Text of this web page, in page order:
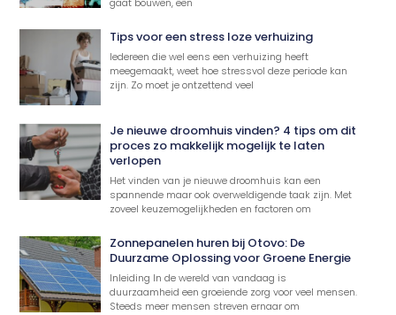
Tips voor een stress loze verhuizing
Iedereen die wel eens een verhuizing heeft
meegemaakt, weet hoe stressvol deze periode kan
zijn. Zo moet je ontzettend veel
Je nieuwe droomhuis vinden? 4 tips om dit
proces zo makkelijk mogelijk te laten
verlopen
Het vinden van je nieuwe droomhuis kan een
spannende maar ook overweldigende taak zijn. Met
zoveel keuzemogelijkheden en factoren om
Zonnepanelen huren bij Otovo: De
Duurzame Oplossing voor Groene Energie
Inleiding In de wereld van vandaag is
duurzaamheid een groeiende zorg voor veel mensen.
Steeds meer mensen streven ernaar om